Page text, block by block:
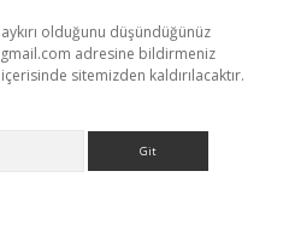
olduğunu düşündüğünüz
adresine bildirmeniz
sitemizden kaldırılacaktır.